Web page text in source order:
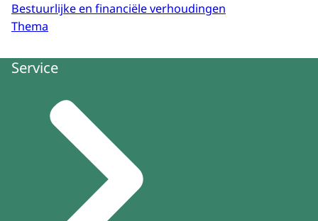
Bestuurlijke en financiële verhoudingen
Thema
Service